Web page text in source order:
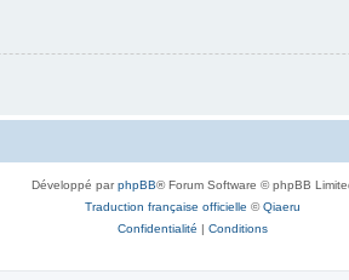
Développé parphpBB® Forum Software © phpBB
Traduction française officielle ©Qiaeru
Confidentialité | Conditions